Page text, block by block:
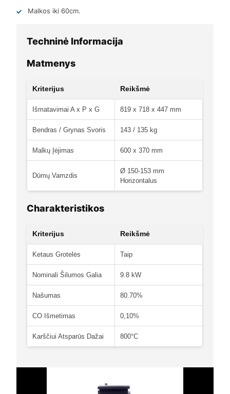
Malkos iki 60cm.
Techninė Informacija
Matmenys
Kriterijus Reikšmė
Išmatavimai A x P x G 819 x 718 x 447 mm
Bendras / Grynas Svoris 143 / 135 kg
Malkų Įėjimas 600 x 370 mm
Dūmų Vamzdis
Ø 150-153 mm
Horizontalus
Charakteristikos
Kriterijus Reikšmė
Ketaus Grotelės Taip
Nominali Šilumos Galia 9.8 kW
Našumas 80.70%
CO Išmetimas 0,10%
Karščiui Atsparūs Dažai 800°C